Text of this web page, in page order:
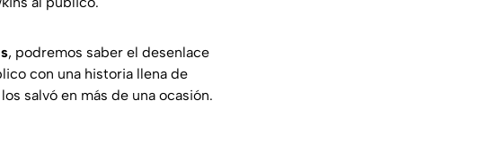
, podremos saber el desenlace
con una historia llena de
salvó en más de una ocasión.